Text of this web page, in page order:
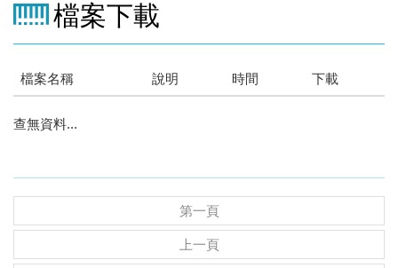
檔案下載
檔案名稱 說明 時間 下載
查無資料...
第一頁
上一頁